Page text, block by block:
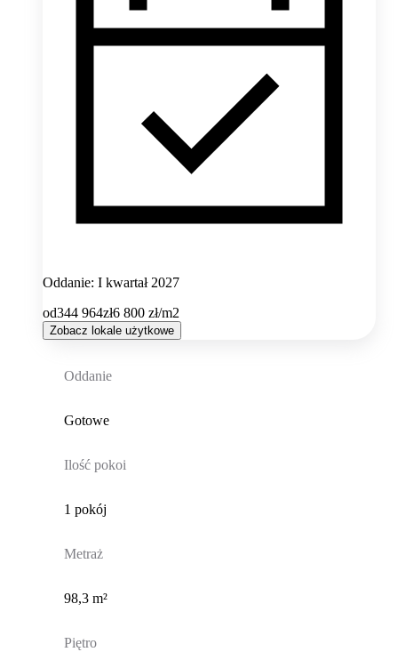
Oddanie: I kwartał 2027
od344 964zł6 800 zł/m2
Zobacz lokale użytkowe
Oddanie
Gotowe
Ilość pokoi
1 pokój
Metraż
98,3 m²
Piętro